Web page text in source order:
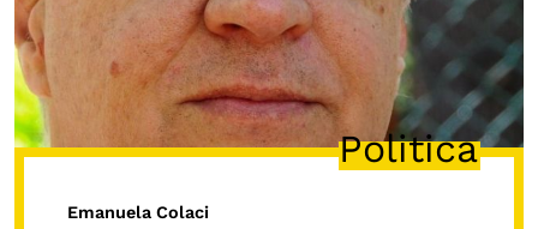
Politica
Emanuela Colaci